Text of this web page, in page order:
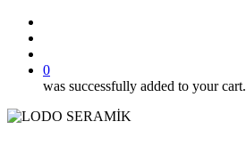
0
was successfully added to your cart.